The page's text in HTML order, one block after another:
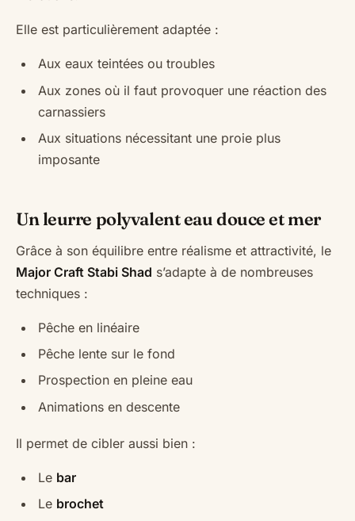
Elle est particulièrement adaptée :
Aux eaux teintées ou troubles
Aux zones où il faut provoquer une réaction des
carnassiers
Aux situations nécessitant une proie plus
imposante
Un leurre polyvalent eau douce et mer
Grâce à son équilibre entre réalisme et attractivité, le
Major Craft Stabi Shad s’adapte à de nombreuses
techniques :
Pêche en linéaire
Pêche lente sur le fond
Prospection en pleine eau
Animations en descente
Il permet de cibler aussi bien :
Le bar
Le brochet